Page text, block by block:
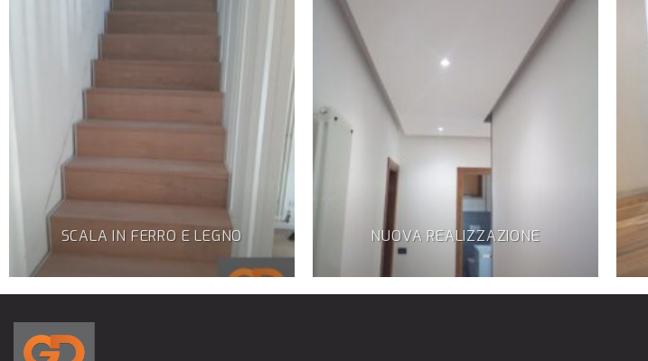
SCALA IN FERRO E LEGNO NUOVA REALIZZAZIONE